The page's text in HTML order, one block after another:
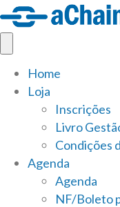
Home
Loja
Inscrições
Livro
Condições
Agenda
Agenda
NF/Boleto